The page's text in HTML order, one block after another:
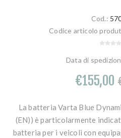
Cod.:
Codice articolo
Data di
€155,00
La batteria Varta Blue
(EN)) è particolarmente
batteria per i veicoli con